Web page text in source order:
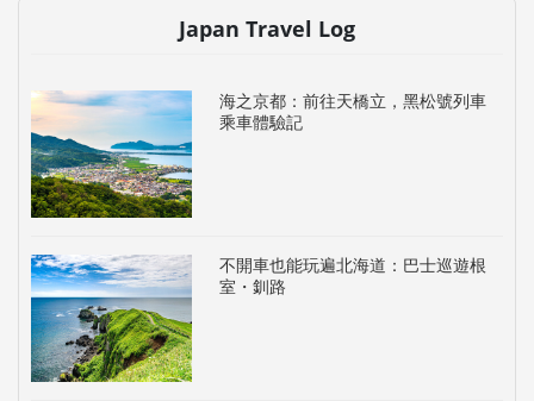
Japan Travel Log
海之京都：前往天橋立，黑松號列車
乘車體驗記
不開車也能玩遍北海道：巴士巡遊根
室・釧路